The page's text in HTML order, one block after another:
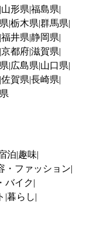
山形県 福島県
栃木県 群馬県
福井県 静岡県
京都府滋賀県
広島県 山口県
佐賀県 長崎県
泊 趣味
・ファッション
バイク
暮らし